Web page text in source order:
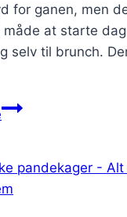
for ganen, men
at starte
selv til brunch.
Pandekager
og
chokoladechips